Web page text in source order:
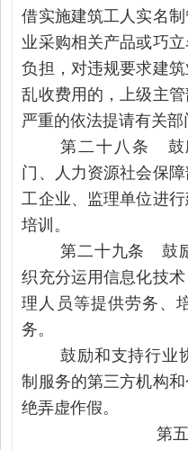
借实施建筑工人实名
业采购相关产品或巧
负担，对违规要求建
乱收费用的，上级主
严重的依法提请有关部
第二十八条 鼓
门、人力资源社会保
工企业、监理单位进
培训。
第二十九条 鼓
织充分运用信息化技
理人员等提供劳务、
务。
鼓励和支持行业
制服务的第三方机构
绝弄虚作假。
第